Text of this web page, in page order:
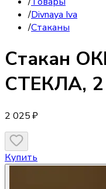
/Divnaya Iva
/Стаканы
Стакан
СТЕКЛА,
2 025 ₽
Купить